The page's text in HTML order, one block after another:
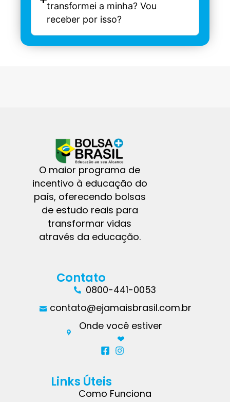
transformei a minha? Vou
receber por isso?
O maior programa de
incentivo à educação do
país, oferecendo bolsas
de estudo reais para
transformar vidas
através da educação.
Contato
0800-441-0053
contato@ejamaisbrasil.com.br
Onde você estiver
❤︎
Links Úteis
Como Funciona